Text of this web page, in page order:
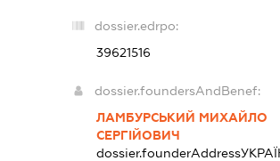
dossier.edrpo:
39621516
dossier.foundersAndBenef:
ЛАМБУРСЬКИЙ МИХАЙЛО
СЕРГІЙОВИЧ
dossier.founderAddress